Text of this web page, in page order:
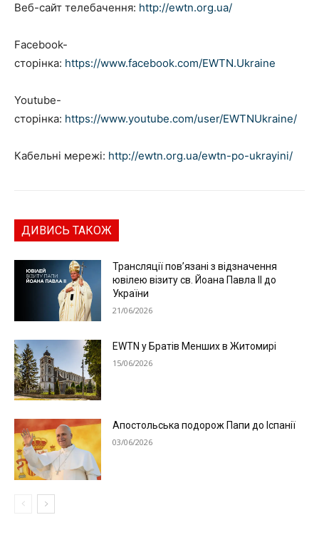
Веб-сайт телебачення: http://ewtn.org.ua/
Facebook-
сторінка: https://www.facebook.com/EWTN.Ukraine
Youtube-
сторінка: https://www.youtube.com/user/EWTNUkraine/
Кабельні мережі: http://ewtn.org.ua/ewtn-po-ukrayini/
ДИВИСЬ ТАКОЖ
Трансляції пов’язані з відзначення
ювілею візиту св. Йоана Павла ІІ до
України
21/06/2026
EWTN у Братів Менших в Житомирі
15/06/2026
Апостольська подорож Папи до Іспанії
03/06/2026